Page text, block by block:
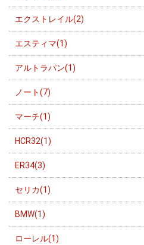
エクストレイル(2)
エスティマ(1)
アルトラパン(1)
ノート(7)
マーチ(1)
HCR32(1)
ER34(3)
セリカ(1)
BMW(1)
ローレル(1)